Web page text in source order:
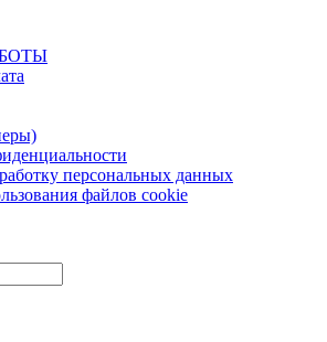
персональных данных
файлов сookie